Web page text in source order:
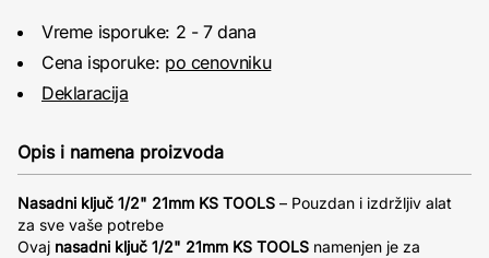
Vreme isporuke: 2 - 7 dana
Cena isporuke: po cenovniku
Deklaracija
Opis i namena proizvoda
Nasadni ključ 1/2" 21mm KS TOOLS – Pouzdan i izdržljiv alat
za sve vaše potrebe
Ovaj nasadni ključ 1/2" 21mm KS TOOLS namenjen je za